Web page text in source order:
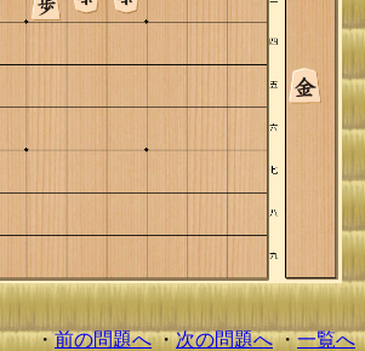
・前の問題へ・次の問題へ・一覧へ